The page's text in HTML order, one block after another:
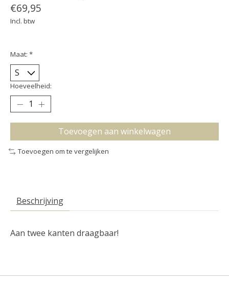
€69,95
Incl. btw
Maat: *
Hoeveelheid:
Toevoegen aan winkelwagen
Toevoegen om te vergelijken
Beschrijving
Aan twee kanten draagbaar!